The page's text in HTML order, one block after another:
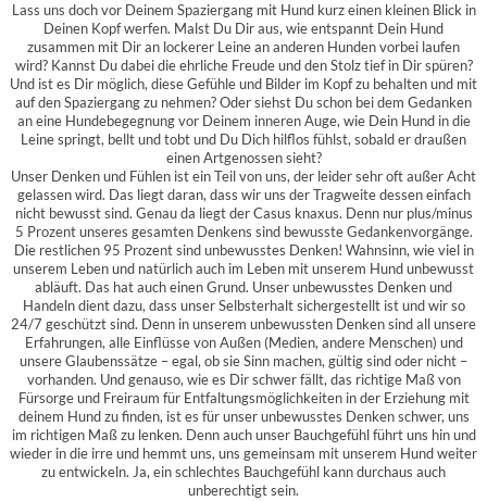
Lass uns doch vor Deinem Spaziergang mit Hund kurz einen kleinen Blick in
Deinen Kopf werfen. Malst Du Dir aus, wie entspannt Dein Hund
zusammen mit Dir an lockerer Leine an anderen Hunden vorbei laufen
wird? Kannst Du dabei die ehrliche Freude und den Stolz tief in Dir spüren?
Und ist es Dir möglich, diese Gefühle und Bilder im Kopf zu behalten und mit
auf den Spaziergang zu nehmen? Oder siehst Du schon bei dem Gedanken
an eine Hundebegegnung vor Deinem inneren Auge, wie Dein Hund in die
Leine springt, bellt und tobt und Du Dich hilflos fühlst, sobald er draußen
einen Artgenossen sieht?
Unser Denken und Fühlen ist ein Teil von uns, der leider sehr oft außer Acht
gelassen wird. Das liegt daran, dass wir uns der Tragweite dessen einfach
nicht bewusst sind. Genau da liegt der Casus knaxus. Denn nur plus/minus
5 Prozent unseres gesamten Denkens sind bewusste Gedankenvorgänge.
Die restlichen 95 Prozent sind unbewusstes Denken! Wahnsinn, wie viel in
unserem Leben und natürlich auch im Leben mit unserem Hund unbewusst
abläuft. Das hat auch einen Grund. Unser unbewusstes Denken und
Handeln dient dazu, dass unser Selbsterhalt sichergestellt ist und wir so
24/7 geschützt sind. Denn in unserem unbewussten Denken sind all unsere
Erfahrungen, alle Einflüsse von Außen (Medien, andere Menschen) und
unsere Glaubenssätze – egal, ob sie Sinn machen, gültig sind oder nicht –
vorhanden. Und genauso, wie es Dir schwer fällt, das richtige Maß von
Fürsorge und Freiraum für Entfaltungsmöglichkeiten in der Erziehung mit
deinem Hund zu finden, ist es für unser unbewusstes Denken schwer, uns
im richtigen Maß zu lenken. Denn auch unser Bauchgefühl führt uns hin und
wieder in die irre und hemmt uns, uns gemeinsam mit unserem Hund weiter
zu entwickeln. Ja, ein schlechtes Bauchgefühl kann durchaus auch
unberechtigt sein.